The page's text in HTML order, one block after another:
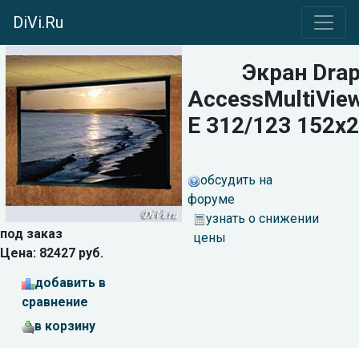
DiVi.Ru
под заказ
Цена: 82427 руб.
добавить в
сравнение
в корзину
Экран
E 312/123
обсудить на
форуме
узнать о снижении
цены